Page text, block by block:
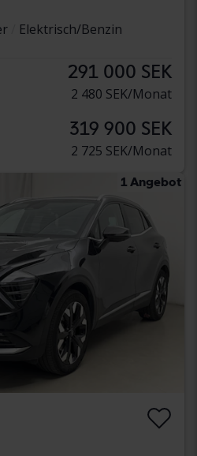
Elektrisch/Benzin
291 000 SEK
2 480 SEK/Monat
319 900 SEK
2 725 SEK/Monat
1 Angebot